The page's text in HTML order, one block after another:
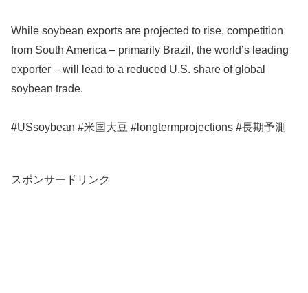
While soybean exports are projected to rise, competition
from South America – primarily Brazil, the world’s leading
exporter – will lead to a reduced U.S. share of global
soybean trade.
#USsoybean #米国大豆 #longtermprojections #長期予測
スポンサードリンク